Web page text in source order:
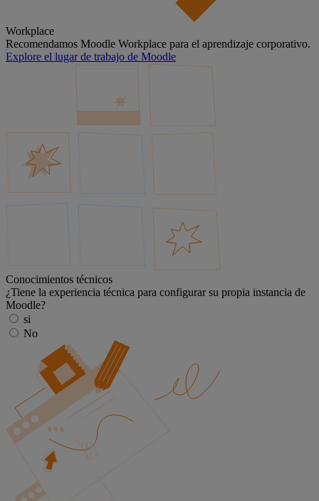
Workplace
Recomendamos Moodle Workplace para el aprendizaje corporativo.
Explore el lugar de trabajo de Moodle
Conocimientos técnicos
¿Tiene la experiencia técnica para configurar su propia instancia de
Moodle?
si
No